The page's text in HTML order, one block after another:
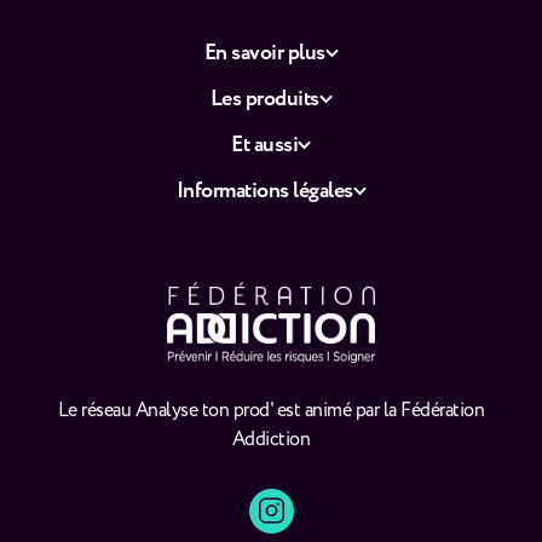
Le réseau Analyse ton prod' est animé par la Fédération
Addiction
En savoir plus
Les produits
Et aussi
Informations légales